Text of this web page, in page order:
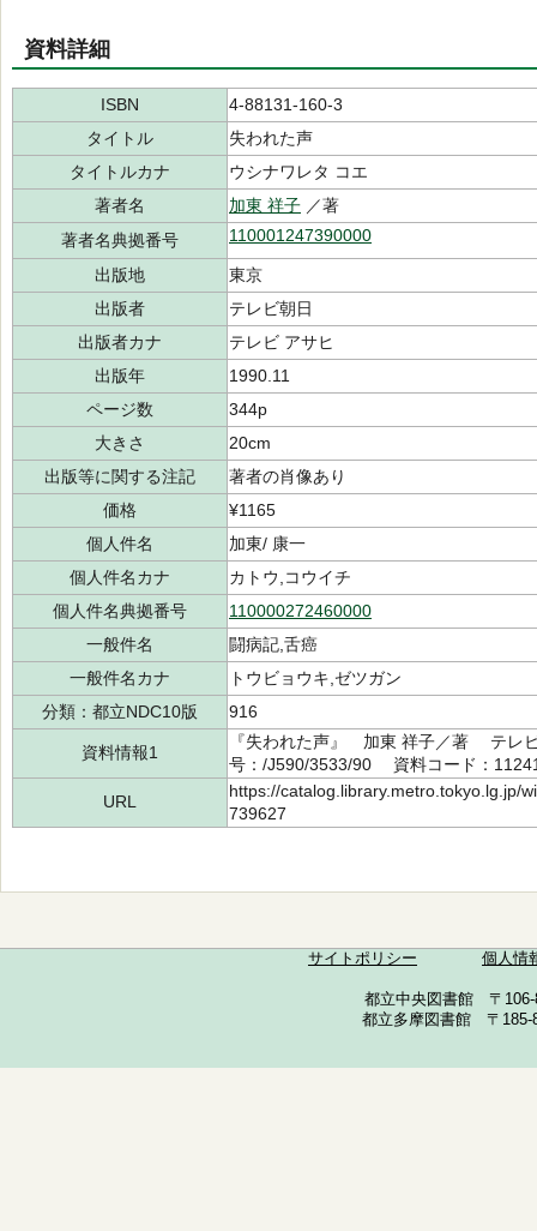
資料詳細
ISBN
4-88131-160-3
タイトル
失われた声
タイトルカナ
ウシナワレタ コエ
著者名
加東 祥子 ／著
著者名典拠番号
110001247390000
出版地
東京
出版者
テレビ朝日
出版者カナ
テレビ アサヒ
出版年
1990.11
ページ数
344p
大きさ
20cm
出版等に関する注記
著者の肖像あり
価格
¥1165
個人件名
加東/ 康一
個人件名カナ
カトウ,コウイチ
個人件名典拠番号
110000272460000
一般件名
闘病記,舌癌
一般件名カナ
トウビョウキ,ゼツガン
分類：都立NDC10版
916
資料情報1
『失われた声』 加東 祥子／著 テ
号：/J590/3533/90 資料コード：
URL
https://catalog.library.metro.tokyo.lg.jp/
739627
サイトポリシー 個人情
都立中央図書館 〒
都立多摩図書館 〒185-